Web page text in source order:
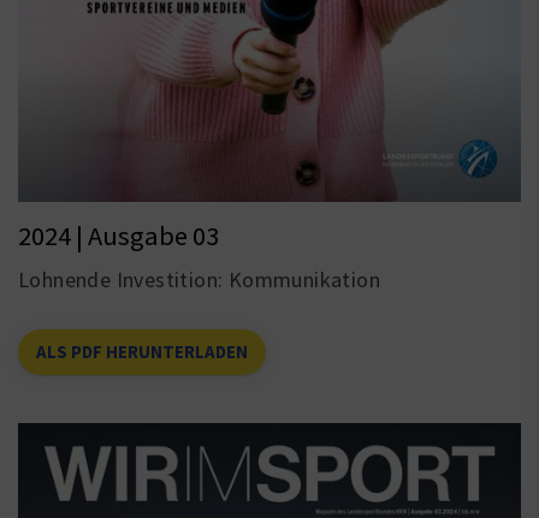
2024 | Ausgabe 03
Lohnende Investition: Kommunikation
ALS PDF HERUNTERLADEN